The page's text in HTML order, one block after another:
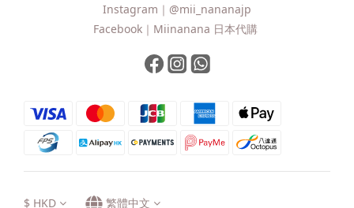
Instagram｜ @mii_nananajp
Facebook｜ Miinanana 日本代購
$ HKD 繁體中文